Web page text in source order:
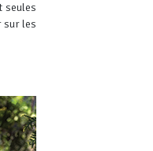
seules
sur les